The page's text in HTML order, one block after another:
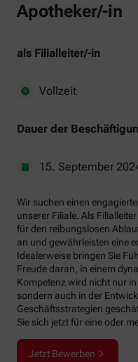
Apotheker/-in
als Filialleiter/-in
Vollzeit
Dauer der
15. September
Wir suchen einen
unserer Filiale. Als
für den reibungslosen
an und gewährleisten eine
Idealerweise bringen Sie
Freude daran, in einem
Kompetenz wird nicht nur
sondern auch in der
Geschäftsstrategien
Sie sich jetzt für eine oder
Jetzt Bewerben